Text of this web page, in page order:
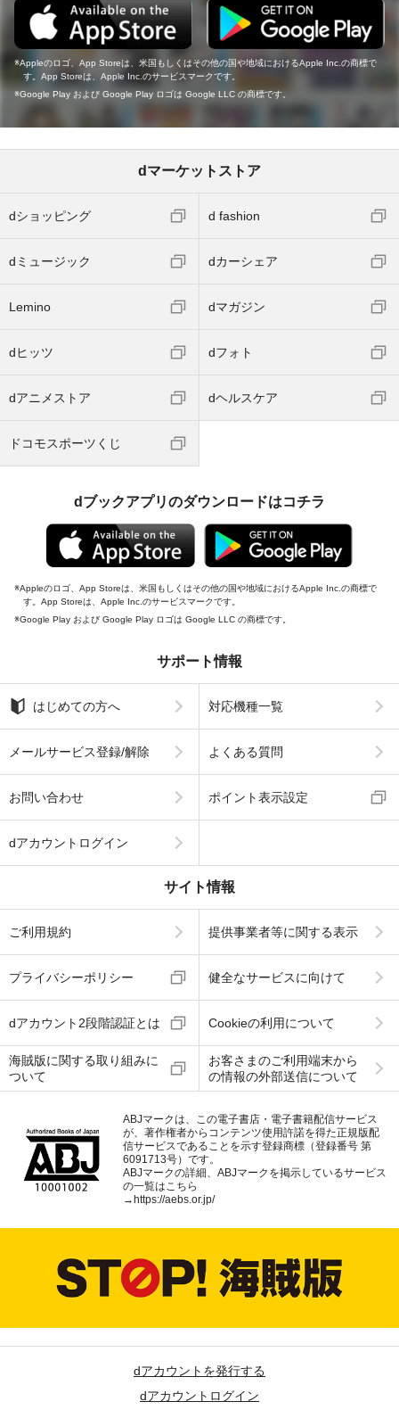
Appleのロゴ、App Storeは、米国もしくはその他の国や地域におけるApple Inc.の商標で
す。App Storeは、Apple Inc.のサービスマークです。
Google Play および Google Play ロゴは Google LLC の商標です。
dマーケットストア
dショッピング d fashion
dミュージック dカーシェア
Lemino dマガジン
dヒッツ dフォト
dアニメストア dヘルスケア
ドコモスポーツくじ
dブックアプリのダウンロードはコチラ
Appleのロゴ、App Storeは、米国もしくはその他の国や地域におけるApple Inc.の商標で
す。App Storeは、Apple Inc.のサービスマークです。
Google Play および Google Play ロゴは Google LLC の商標です。
サポート情報
はじめての方へ 対応機種一覧
メールサービス登録/解除 よくある質問
お問い合わせ ポイント表示設定
dアカウントログイン
サイト情報
ご利用規約 提供事業者等に関する表示
プライバシーポリシー 健全なサービスに向けて
dアカウント2段階認証とは Cookieの利用について
海賊版に関する取り組みに
ついて
お客さまのご利用端末から
の情報の外部送信について
ABJマークは、この電子書店・電子書籍配信サービス
が、著作権者からコンテンツ使用許諾を得た正規版配
信サービスであることを示す登録商標（登録番号 第
6091713号）です。
ABJマークの詳細、ABJマークを掲示しているサービス
の一覧はこちら
→ https://aebs.or.jp/
dアカウントを発行する
dアカウントログイン